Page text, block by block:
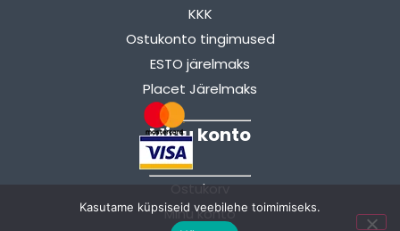
KKK
Ostukonto tingimused
ESTO järelmaks
Placet Järelmaks
Minu konto
Ostukorv
Minu konto
Kasutame küpsiseid veebilehe toimimiseks.